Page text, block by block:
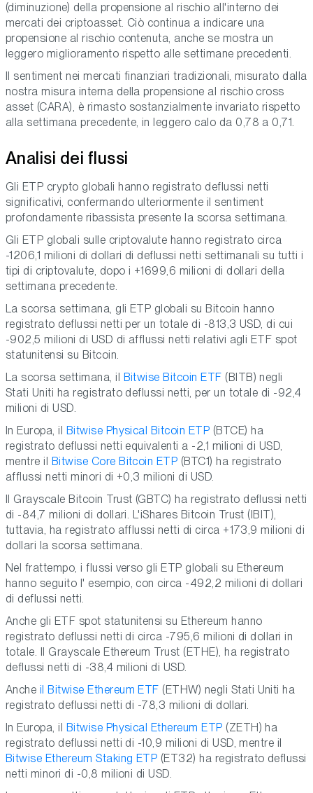
(diminuzione) della propensione al rischio all'interno dei
mercati dei criptoasset. Ciò continua a indicare una
propensione al rischio contenuta, anche se mostra un
leggero miglioramento rispetto alle settimane precedenti.
Il sentiment nei mercati finanziari tradizionali, misurato dalla
nostra misura interna della propensione al rischio cross
asset (CARA), è rimasto sostanzialmente invariato rispetto
alla settimana precedente, in leggero calo da 0,78 a 0,71.
Analisi dei flussi
Gli ETP crypto globali hanno registrato deflussi netti
significativi, confermando ulteriormente il sentiment
profondamente ribassista presente la scorsa settimana.
Gli ETP globali sulle criptovalute hanno registrato circa
-1206,1 milioni di dollari di deflussi netti settimanali su tutti i
tipi di criptovalute, dopo i +1699,6 milioni di dollari della
settimana precedente.
La scorsa settimana, gli ETP globali su Bitcoin hanno
registrato deflussi netti per un totale di -813,3 USD, di cui
-902,5 milioni di USD di afflussi netti relativi agli ETF spot
statunitensi su Bitcoin.
La scorsa settimana, il
Bitwise Bitcoin ETF (BITB) negli
Stati Uniti ha registrato deflussi netti, per un totale di -92,4
milioni di USD.
In Europa, il
Bitwise Physical Bitcoin ETP (BTCE) ha
registrato deflussi netti equivalenti a -2,1 milioni di USD,
mentre il
Bitwise Core Bitcoin ETP (BTC1) ha registrato
afflussi netti minori di +0,3 milioni di USD.
Il Grayscale Bitcoin Trust (GBTC) ha registrato deflussi netti
di -84,7 milioni di dollari. L'iShares Bitcoin Trust (IBIT),
tuttavia, ha registrato afflussi netti di circa +173,9 milioni di
dollari la scorsa settimana.
Nel frattempo, i flussi verso gli ETP globali su Ethereum
hanno seguito l' esempio, con circa -492,2 milioni di dollari
di deflussi netti.
Anche gli ETF spot statunitensi su Ethereum hanno
registrato deflussi netti di circa -795,6 milioni di dollari in
totale. Il Grayscale Ethereum Trust (ETHE), ha registrato
deflussi netti di -38,4 milioni di USD.
Anche il Bitwise Ethereum ETF (ETHW) negli Stati Uniti ha
registrato deflussi netti di -78,3 milioni di dollari.
In Europa, il
Bitwise Physical Ethereum ETP (ZETH) ha
registrato deflussi netti di -10,9 milioni di USD, mentre il
Bitwise Ethereum Staking ETP (ET32) ha registrato deflussi
netti minori di -0,8 milioni di USD.